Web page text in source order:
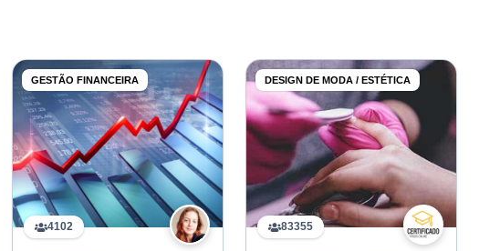
GESTÃO FINANCEIRA
4102
DESIGN DE MODA / ESTÉTICA
83355